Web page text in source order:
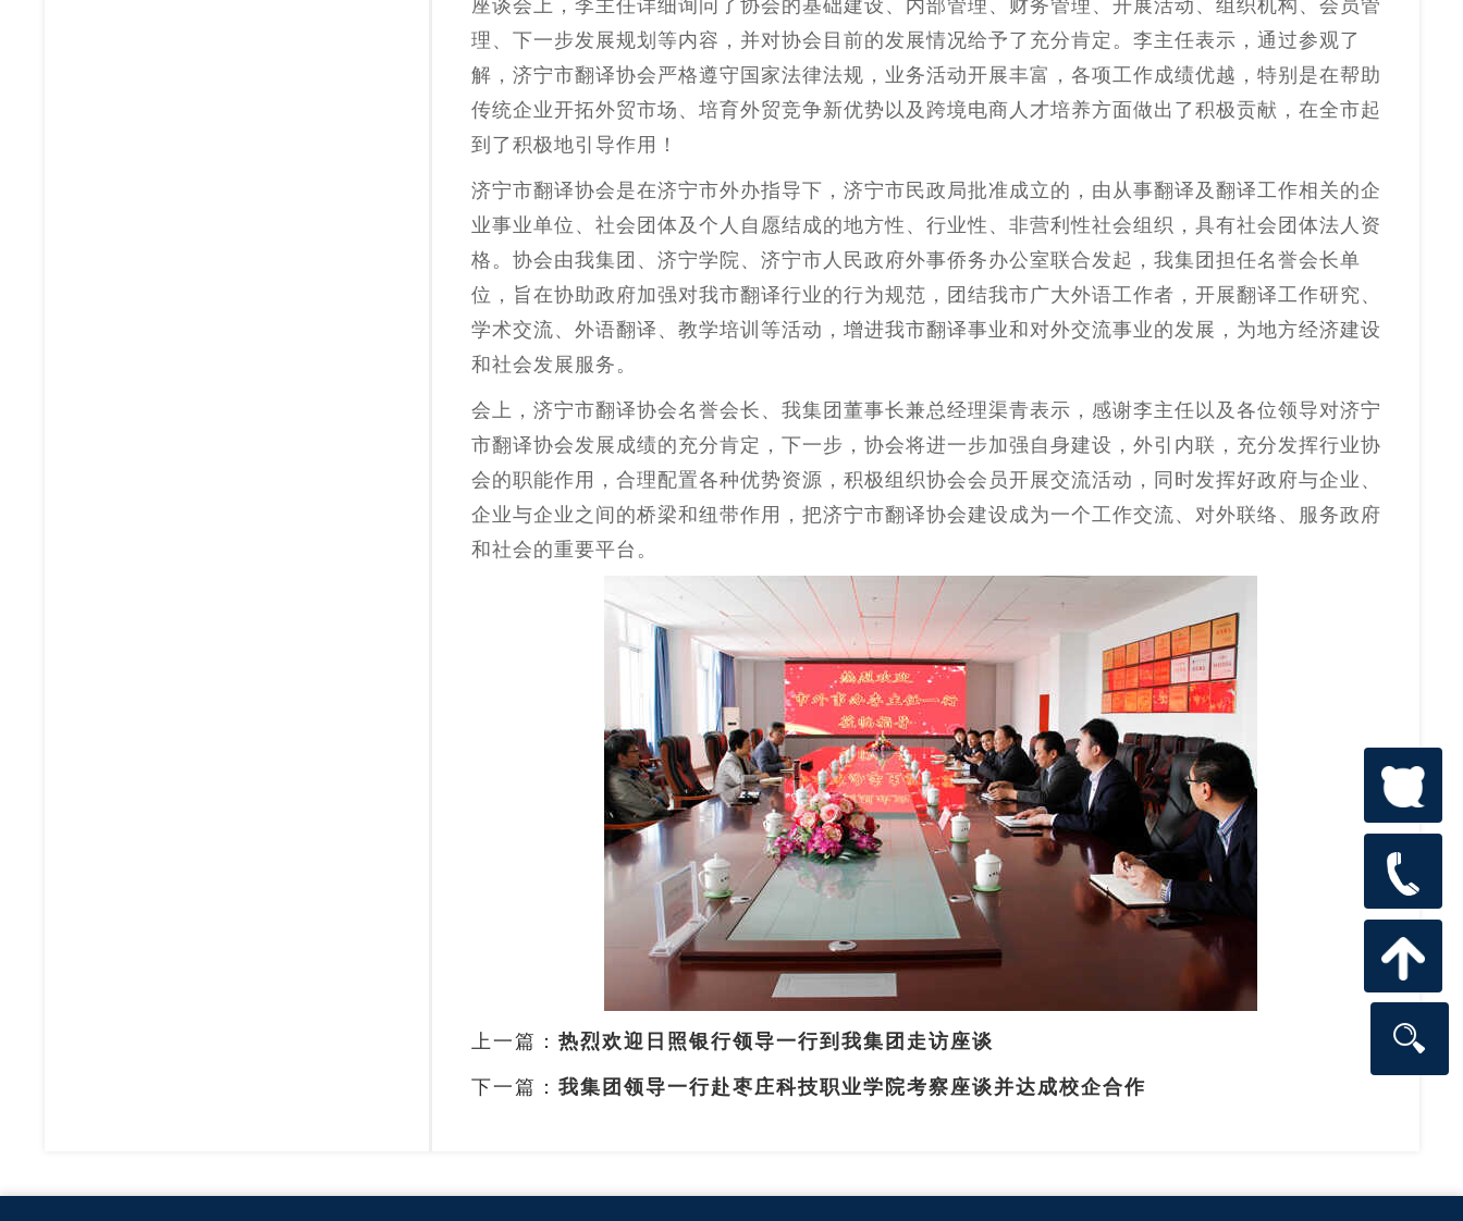
理、下一步发展规划等内容，并对协会目前的发展情况给予了充分肯定。李主任表示，通过参观了
解，济宁市翻译协会严格遵守国家法律法规，业务活动开展丰富，各项工作成绩优越，特别是在帮助
传统企业开拓外贸市场、培育外贸竞争新优势以及跨境电商人才培养方面做出了积极贡献，在全市起
到了积极地引导作用！
济宁市翻译协会是在济宁市外办指导下，济宁市民政局批准成立的，由从事翻译及翻译工作相关的企
业事业单位、社会团体及个人自愿结成的地方性、行业性、非营利性社会组织，具有社会团体法人资
格。协会由我集团、济宁学院、济宁市人民政府外事侨务办公室联合发起，我集团担任名誉会长单
位，旨在协助政府加强对我市翻译行业的行为规范，团结我市广大外语工作者，开展翻译工作研究、
学术交流、外语翻译、教学培训等活动，增进我市翻译事业和对外交流事业的发展，为地方经济建设
和社会发展服务。
会上，济宁市翻译协会名誉会长、我集团董事长兼总经理渠青表示，感谢李主任以及各位领导对济宁
市翻译协会发展成绩的充分肯定，下一步，协会将进一步加强自身建设，外引内联，充分发挥行业协
会的职能作用，合理配置各种优势资源，积极组织协会会员开展交流活动，同时发挥好政府与企业、
企业与企业之间的桥梁和纽带作用，把济宁市翻译协会建设成为一个工作交流、对外联络、服务政府
和社会的重要平台。
上一篇： 热烈欢迎日照银行领导一行到我集团走访座谈
下一篇： 我集团领导一行赴枣庄科技职业学院考察座谈并达成校企合作